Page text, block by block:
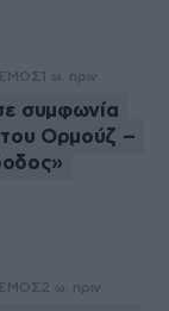
1 ω. πριν
συμφωνία
του Ορμούζ –
2 ω. πριν